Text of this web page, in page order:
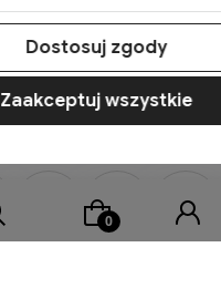
Dostosuj zgody
Zaakceptuj wszystkie